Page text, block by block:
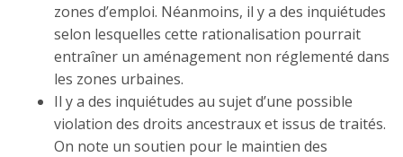
zones d’emploi. Néanmoins, il y a des inquiétudes
selon lesquelles cette rationalisation pourrait
entraîner un aménagement non réglementé dans
les zones urbaines.
Il y a des inquiétudes au sujet d’une possible
violation des droits ancestraux et issus de traités.
On note un soutien pour le maintien des